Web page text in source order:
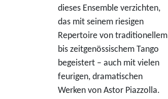
dieses Ensemble verzichten,
das mit seinem riesigen
Repertoire von traditionellem
bis zeitgenössischem Tango
begeistert – auch mit vielen
feurigen, dramatischen
Werken von Astor Piazzolla.